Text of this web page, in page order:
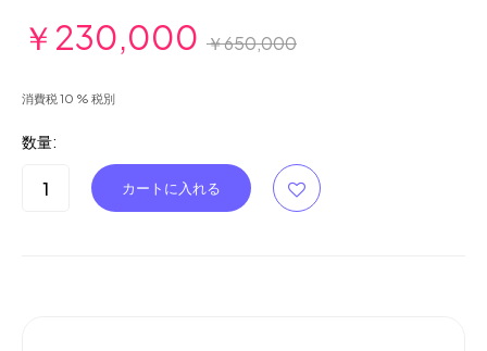
￥230,000 ￥650,000
消費税 10 % 税別
数量: